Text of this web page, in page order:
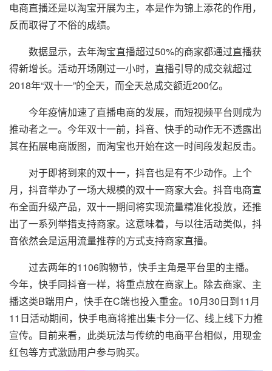
电商直播还是以淘宝开展为主，本是作为锦上添花的作用，
反而取得了不俗的成绩。
数据显示，去年淘宝直播超过50%的商家都通过直播获
得新增长。活动开场刚过一小时，直播引导的成交就超过
2018年“双十一”的全天，而全天总成交额近200亿。
今年疫情加速了直播电商的发展，而短视频平台则成为
推动者之一。今年双十一前，抖音、快手的动作无不透露出
其在拓展电商版图，而淘宝也开始在这一时间段发起反击。
对于即将到来的双十一，抖音也是有不少动作。上个
月，抖音举办了一场大规模的双十一商家大会。抖音电商宣
布全面升级产品，双十一期间将实现流量精准化投放，还推
出了一系列举措支持商家。这意味着，与以往活动类似，抖
音依然会是运用流量推荐的方式支持商家直播。
过去两年的1106购物节，快手主角是平台里的主播。
今年，快手同抖音一样，将重点放在商家上。除去商家、主
播这类B端用户，快手在C端也投入重金。10月30日到11月
11日活动期间，快手电商将推出集卡分一亿、线上线下力推
宣传。目前来看，此类玩法与传统的电商平台相似，用现金
红包等方式激励用户参与购买。